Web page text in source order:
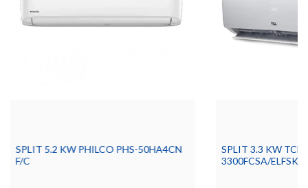
SPLIT 5.2 KW PHILCO PHS-50HA4CN
F/C
SPLIT 3.3 KW TCL
3300FCSA/ELFSK